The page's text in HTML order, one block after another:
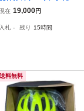
ザーカスク ヘルメット
トキャメル elmare ラン
在 19,000円
入札 - 残り 15時間
送料無料